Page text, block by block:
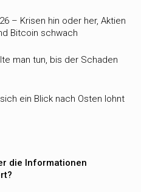
– Krisen hin oder her, Aktien
Bitcoin schwach
man tun, bis der Schaden
ein Blick nach Osten lohnt
die Informationen